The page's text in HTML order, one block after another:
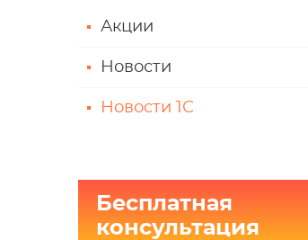
Акции
Новости
Новости 1С
Бесплатная
консультация